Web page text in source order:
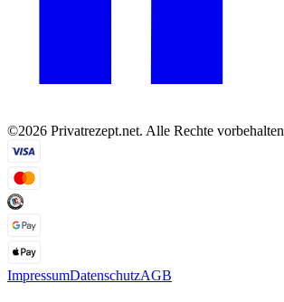
©2026 Privatrezept.net. Alle Rechte vorbehalten
ImpressumDatenschutzAGB